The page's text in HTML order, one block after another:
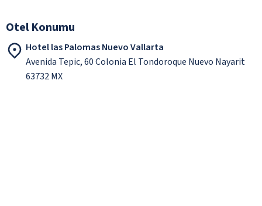
Otel Konumu
Hotel las Palomas Nuevo Vallarta
Avenida Tepic, 60 Colonia El Tondoroque Nuevo Nayarit
63732 MX